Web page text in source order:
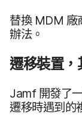
替換MDM 廠
辦法。
遷​移​裝置，​
Jamf 開發​了​
遷移時​遇到​的​